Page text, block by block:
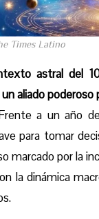
Times Latino
astral del
aliado
a un año
para tomar
marcado por la
la dinámica